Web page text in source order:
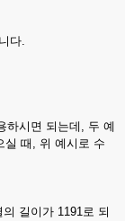
다.
하시면 되는데, 두 예
실 때, 위 예시로 수
길이가 1191로 되